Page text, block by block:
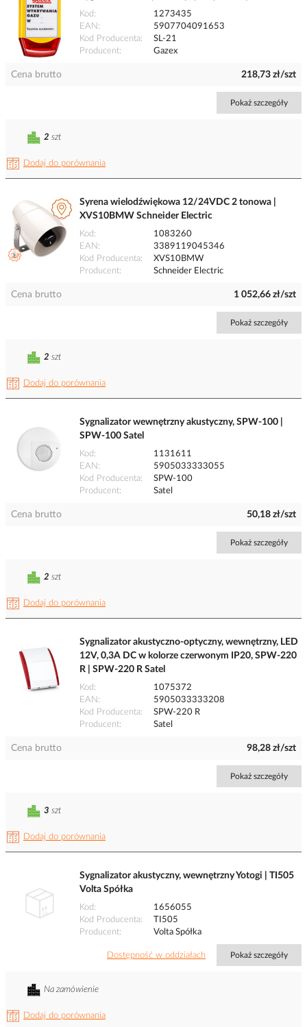
Kod
1273435
EAN
5907704091653
Kod Producenta
SL-21
Producent
Gazex
Cena brutto 218,73 zł/szt
Pokaż szczegóły
Dodaj do porównania
2 szt
Syrena wielodźwiękowa 12/24VDC 2 tonowa |
XVS10BMW Schneider Electric
Kod
1083260
EAN
3389119045346
Kod Producenta
XVS10BMW
Producent
Schneider Electric
Cena brutto 1 052,66 zł/szt
Pokaż szczegóły
Dodaj do porównania
2 szt
Sygnalizator wewnętrzny akustyczny, SPW-100 |
SPW-100 Satel
Kod
1131611
EAN
5905033333055
Kod Producenta
SPW-100
Producent
Satel
Cena brutto 50,18 zł/szt
Pokaż szczegóły
Dodaj do porównania
2 szt
Sygnalizator akustyczno-optyczny, wewnętrzny, LED
12V, 0,3A DC w kolorze czerwonym IP20, SPW-220
R | SPW-220 R Satel
Kod
1075372
EAN
5905033333208
Kod Producenta
SPW-220 R
Producent
Satel
Cena brutto 98,28 zł/szt
Pokaż szczegóły
Dodaj do porównania
3 szt
Sygnalizator akustyczny, wewnętrzny Yotogi | TI505
Volta Spółka
Kod
1656055
Kod Producenta
TI505
Producent
Volta Spółka
Dostępność w oddziałach Pokaż szczegóły
Dodaj do porównania
Na zamówienie